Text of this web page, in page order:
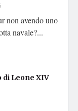
non avendo uno
navale?...
Leone XIV